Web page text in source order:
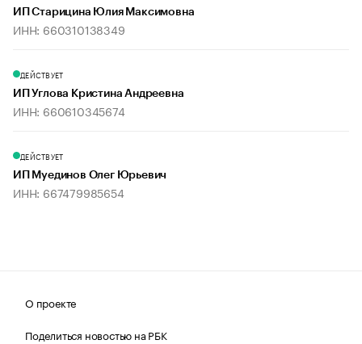
ИП Старицина Юлия Максимовна
ИНН: 660310138349
ДЕЙСТВУЕТ
ИП Углова Кристина Андреевна
ИНН: 660610345674
ДЕЙСТВУЕТ
ИП Муединов Олег Юрьевич
ИНН: 667479985654
О проекте
Поделиться новостью на РБК